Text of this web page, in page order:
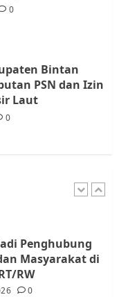
0
Bintan
PSN dan Izin
Laut
0
0
Penghubung
Masyarakat di
RW
0